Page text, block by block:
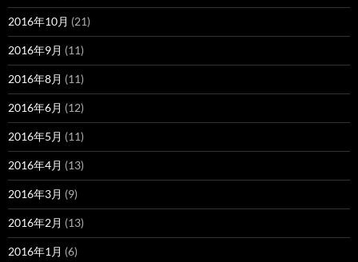
2016年10月 (21)
2016年9月 (11)
2016年8月 (11)
2016年6月 (12)
2016年5月 (11)
2016年4月 (13)
2016年3月 (9)
2016年2月 (13)
2016年1月 (6)